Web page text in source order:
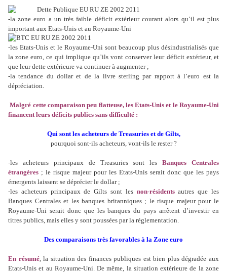
-la zone euro a un très faible déficit extérieur courant alors qu’il est plus
important aux Etats-Unis et au Royaume-Uni
-les Etats-Unis et le Royaume-Uni sont beaucoup plus désindustrialisés que
la zone euro, ce qui implique qu’ils vont conserver leur déficit extérieur, et
que leur dette extérieure va continuer à augmenter ;
-la tendance du dollar et de la livre sterling par rapport à l’euro est la
dépréciation.
Malgré cette comparaison peu flatteuse, les Etats-Unis et le Royaume-Uni
financent leurs déficits publics sans difficulté :
Qui sont les acheteurs de Treasuries et de Gilts,
pourquoi sont-ils acheteurs, vont-ils le rester ?
-les acheteurs principaux de Treasuries sont lesBanques Centrales
étrangères ; le risque majeur pour les Etats-Unis serait donc que les pays
émergents laissent se déprécier le dollar ;
-les acheteurs principaux de Gilts sont les non-résidentsautres que les
Banques Centrales et les banques britanniques ; le risque majeur pour le
Royaume-Uni serait donc que les banques du pays arrêtent d’investir en
titres publics, mais elles y sont poussées par la réglementation.
Des comparaisons très favorables à la Zone euro
En résumé, la situation des finances publiques est bien plus dégradée aux
Etats-Unis et au Royaume-Uni. De même, la situation extérieure de la zone